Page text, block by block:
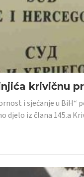
krivičnu
i sjećanje u
djelo iz člana 145.a